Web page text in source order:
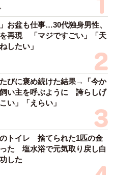
3/5
たいと思いますか。
行きたいですが、いくら
え、高齢の身体には負担な
お盆も仕事…30代独身男性、
再現 「マジですごい」「天
したい」
びに褒め続けた結果→「今か
い主を呼ぶように 誇らしげ
い」「えらい」
トイレ 捨てられた1匹の金
た 塩水浴で元気取り戻し白
した